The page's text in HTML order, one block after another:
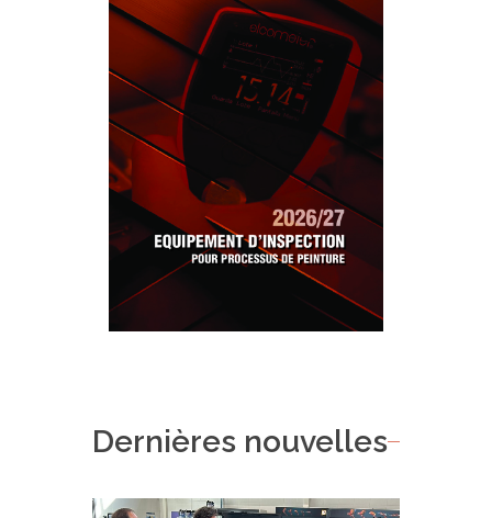
Dernières nouvelles